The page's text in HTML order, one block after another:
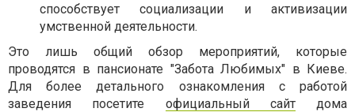
способствует социализации и активизации
умственной деятельности.
Это лишь общий обзор мероприятий, которые
проводятся в пансионате "Забота Любимых" в Киеве.
Для более детального ознакомления с работой
заведения посетите официальный сайтдома